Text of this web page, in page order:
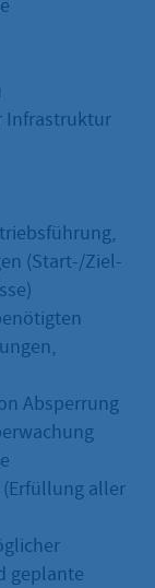
Infrastruktur
(Start-/Ziel-
Absperrung
aller
geplante